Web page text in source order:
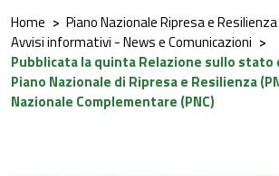
Home > Piano Nazionale Ripresa e Resilienza
Avvisi informativi - News e Comunicazioni >
Pubblicata la quinta Relazione sullo
Piano Nazionale di Ripresa e Resilienza
Nazionale Complementare (PNC)